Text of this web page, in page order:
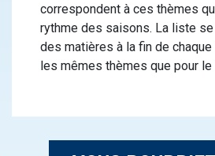
correspondent à ces thèmes
rythme des saisons. La liste
des matières à la fin de chaque
les mêmes thèmes que pour le